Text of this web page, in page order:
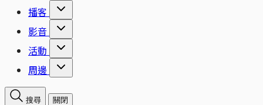
播客
影音
活動
周邊
搜尋 關閉